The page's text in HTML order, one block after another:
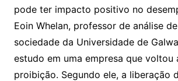
pode ter impacto positivo no
Eoin Whelan, professor de análise
sociedade da Universidade de
estudo em uma empresa que voltou
proibição. Segundo ele, a liberação